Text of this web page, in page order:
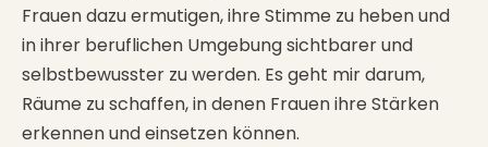
Frauen dazu ermutigen, ihre Stimme zu heben und
in ihrer beruflichen Umgebung sichtbarer und
selbstbewusster zu werden. Es geht mir darum,
Räume zu schaffen, in denen Frauen ihre Stärken
erkennen und einsetzen können.